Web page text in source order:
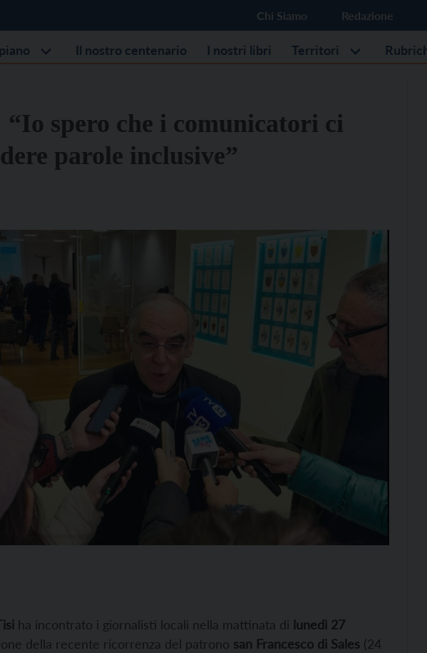
Chi Siamo Redazione
Il nostro centenario I nostri libri Territori
spero che i comunicatori ci
parole inclusive”
ha incontrato i giornalisti locali nella mattinata di lunedì 27
della recente ricorrenza del patrono san Francesco di Sales (24